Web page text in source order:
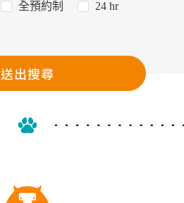
全預約制 24 hr
送出搜尋